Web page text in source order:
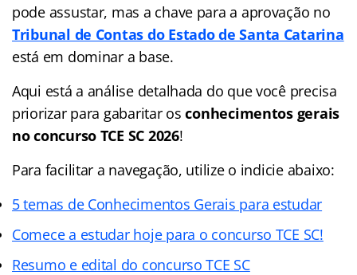
pode assustar, mas a chave para a aprovação no
Tribunal de Contas do Estado de Santa Catarina
está em dominar a base.
Aqui está a análise detalhada do que você precisa
priorizar para gabaritar osconhecimentos gerais
no concurso TCE SC 2026!
Para facilitar a navegação, utilize o indicie abaixo:
5 temas de Conhecimentos Gerais para estudar
Comece a estudar hoje para o concurso TCE SC!
Resumo e edital do concurso TCE SC